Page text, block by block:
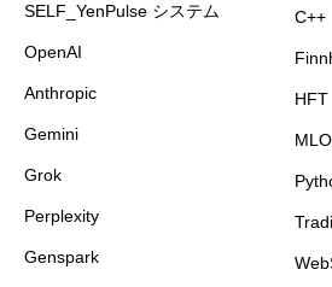
SELF_YenPulse システム
OpenAI
Anthropic
Gemini
Grok
Perplexity
Genspark
C++
HFT